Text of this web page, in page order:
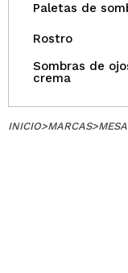
Paletas de
Rostro
Sombras de
crema
INICIO>MARCAS>